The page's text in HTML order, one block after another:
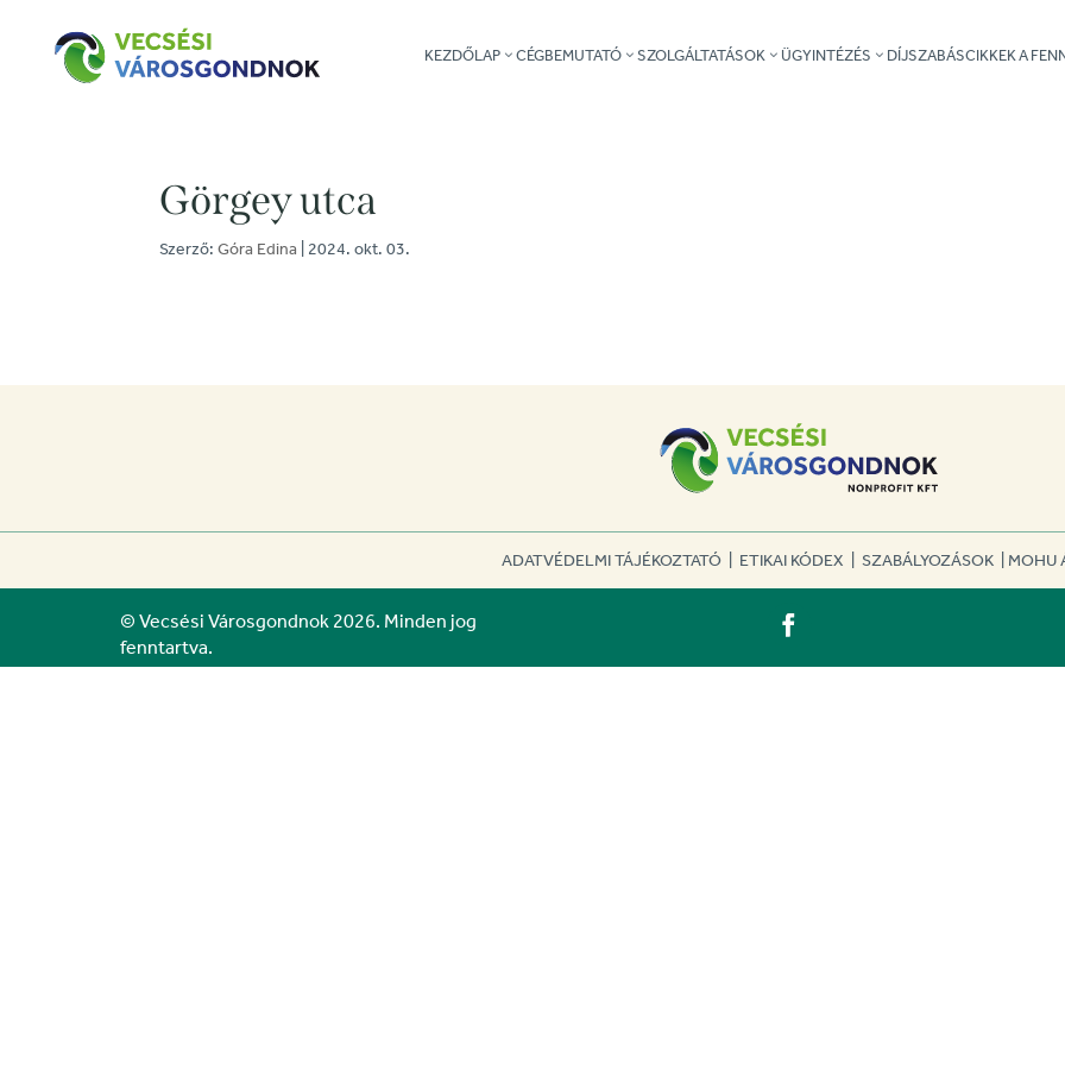
KEZDŐLAP CÉGBEMUTATÓ SZOLGÁLTATÁSOK ÜGYINTÉZÉS DÍJSZABÁSCIKKEK A
Görgey utca
Szerző:Góra Edina 2024. okt. 03.
ADATVÉDELMI TÁJÉKOZTATÓ ETIKAI KÓDEX SZABÁLYOZÁSOK MOHU
© Vecsési Városgondnok 2026. Minden jog
fenntartva.